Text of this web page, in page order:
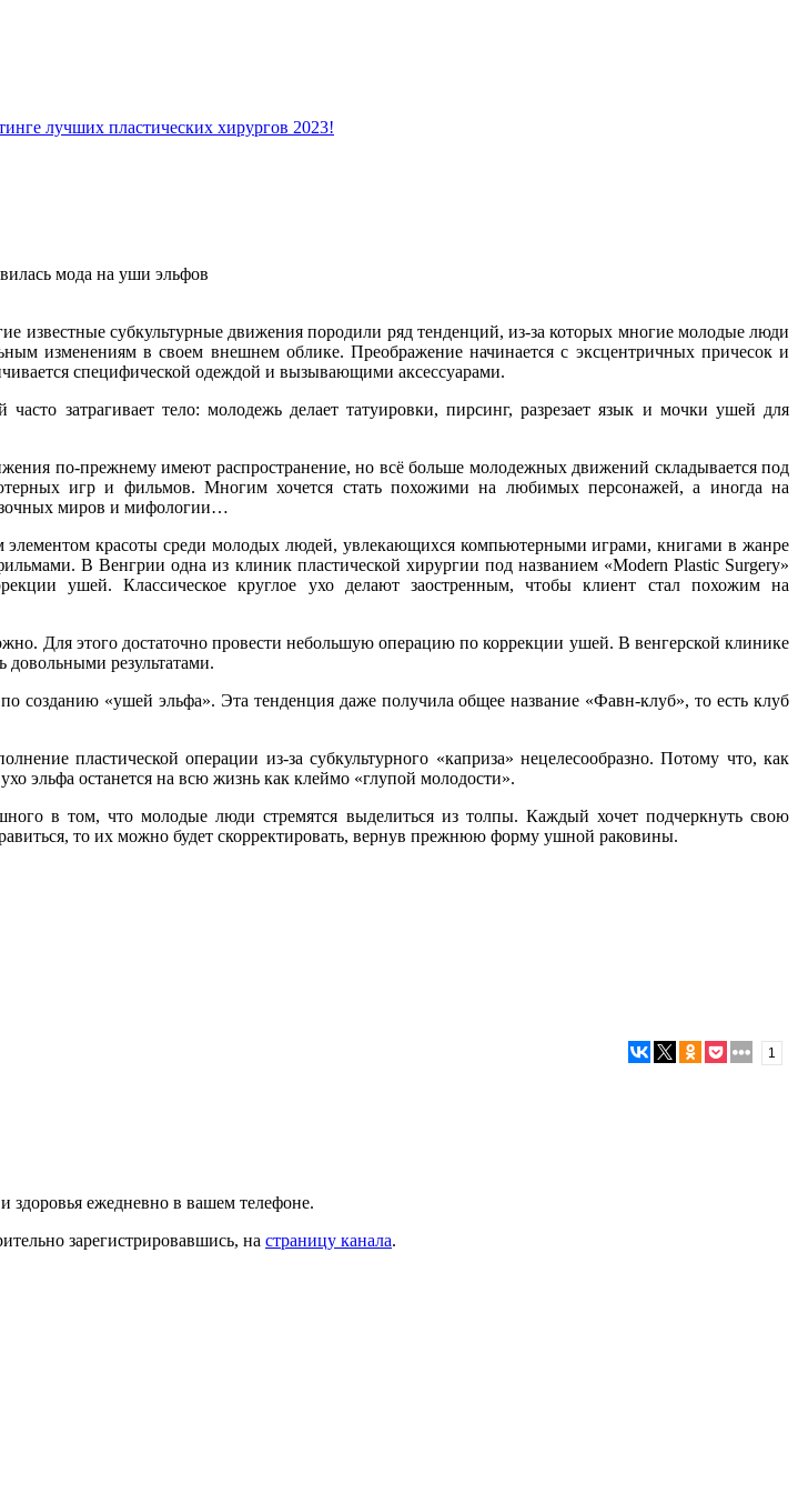
лучших пластических хирургов 2023!
мода на уши эльфов
известные субкультурные движения породили ряд тенденций, из-за которых многие молодые люди
изменениям в своем внешнем облике. Преображение начинается с эксцентричных причесок и
специфической одеждой и вызывающими аксессуарами.
затрагивает тело: молодежь делает татуировки, пирсинг, разрезает язык и мочки ушей для
по-прежнему имеют распространение, но всё больше молодежных движений складывается под
игр и фильмов. Многим хочется стать похожими на любимых персонажей, а иногда на
миров и мифологии…
красоты среди молодых людей, увлекающихся компьютерными играми, книгами в жанре
В Венгрии одна из клиник пластической хирургии под названием «Modern Plastic Surgery»
ушей. Классическое круглое ухо делают заостренным, чтобы клиент стал похожим на
Для этого достаточно провести небольшую операцию по коррекции ушей. В венгерской клинике
результатами.
созданию «ушей эльфа». Эта тенденция даже получила общее название «Фавн-клуб», то есть клуб
пластической операции из-за субкультурного «каприза» нецелесообразно. Потому что, как
эльфа останется на всю жизнь как клеймо «глупой молодости».
в том, что молодые люди стремятся выделиться из толпы. Каждый хочет подчеркнуть свою
то их можно будет скорректировать, вернув прежнюю форму ушной раковины.
1
здоровья ежедневно в вашем телефоне.
зарегистрировавшись, на страницу канала.